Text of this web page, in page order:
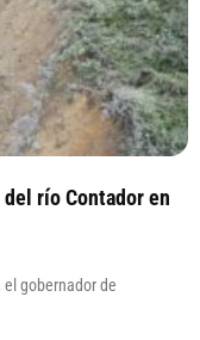
río Contador en
gobernador de